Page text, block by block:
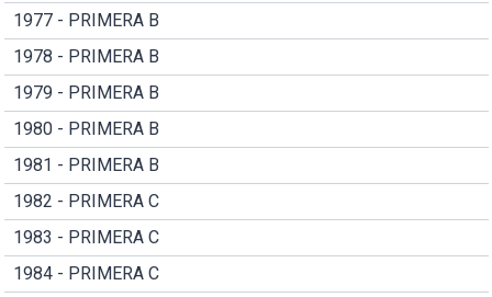
1977 - PRIMERA B
1978 - PRIMERA B
1979 - PRIMERA B
1980 - PRIMERA B
1981 - PRIMERA B
1982 - PRIMERA C
1983 - PRIMERA C
1984 - PRIMERA C